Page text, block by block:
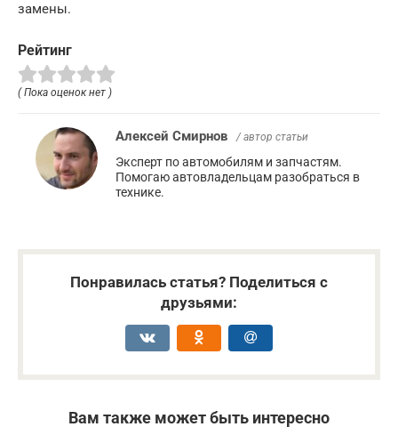
замены.
Рейтинг
( Пока оценок нет )
Алексей Смирнов / автор статьи
Эксперт по автомобилям и запчастям.
Помогаю автовладельцам разобраться в
технике.
Понравилась статья? Поделиться с
друзьями:
Вам также может быть интересно